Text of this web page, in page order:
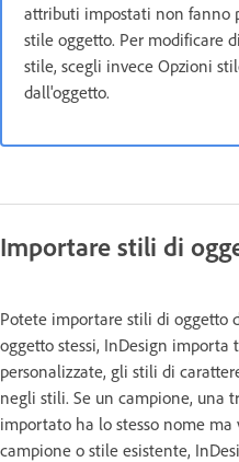
attributi impostati non fanno
stile oggetto. Per modificare
stile, scegli invece Opzioni
dall'oggetto.
Importare stili di
Potete importare stili di oggetto
oggetto stessi, InDesign
personalizzate, gli stili di
negli stili. Se un campione, una
importato ha lo stesso nome
campione o stile esistente,